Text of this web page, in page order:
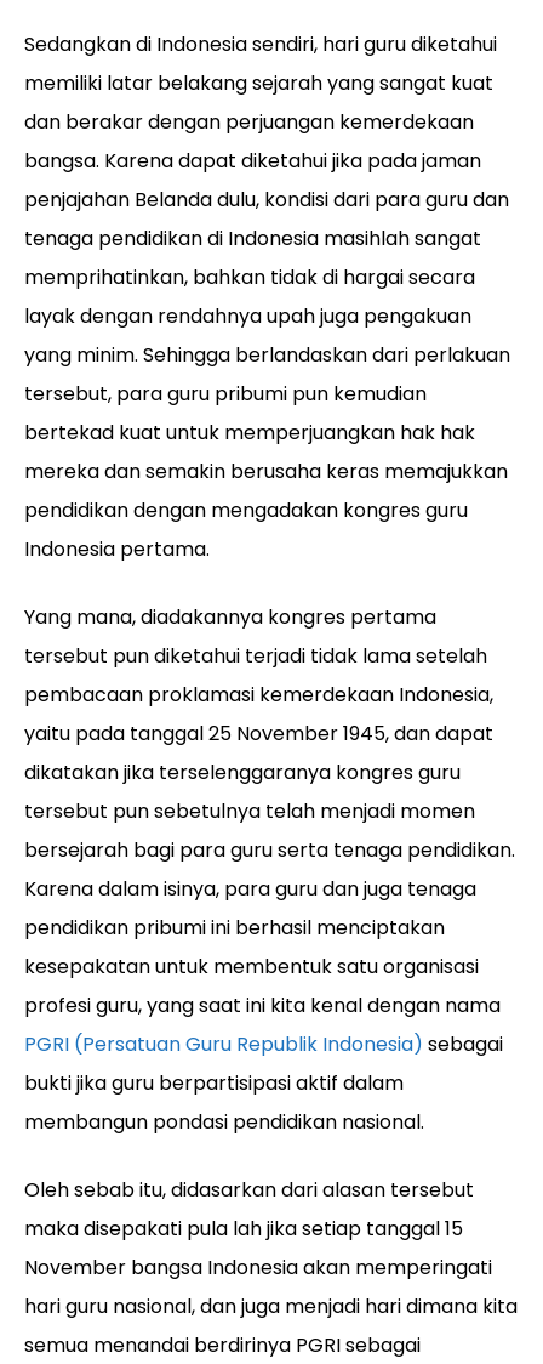
Sedangkan di Indonesia sendiri, hari guru diketahui
memiliki latar belakang sejarah yang sangat kuat
dan berakar dengan perjuangan kemerdekaan
bangsa. Karena dapat diketahui jika pada jaman
penjajahan Belanda dulu, kondisi dari para guru dan
tenaga pendidikan di Indonesia masihlah sangat
memprihatinkan, bahkan tidak di hargai secara
layak dengan rendahnya upah juga pengakuan
yang minim. Sehingga berlandaskan dari perlakuan
tersebut, para guru pribumi pun kemudian
bertekad kuat untuk memperjuangkan hak hak
mereka dan semakin berusaha keras memajukkan
pendidikan dengan mengadakan kongres guru
Indonesia pertama.
Yang mana, diadakannya kongres pertama
tersebut pun diketahui terjadi tidak lama setelah
pembacaan proklamasi kemerdekaan Indonesia,
yaitu pada tanggal 25 November 1945, dan dapat
dikatakan jika terselenggaranya kongres guru
tersebut pun sebetulnya telah menjadi momen
bersejarah bagi para guru serta tenaga pendidikan.
Karena dalam isinya, para guru dan juga tenaga
pendidikan pribumi ini berhasil menciptakan
kesepakatan untuk membentuk satu organisasi
profesi guru, yang saat ini kita kenal dengan nama
PGRI (Persatuan Guru Republik Indonesia) sebagai
bukti jika guru berpartisipasi aktif dalam
membangun pondasi pendidikan nasional.
Oleh sebab itu, didasarkan dari alasan tersebut
maka disepakati pula lah jika setiap tanggal 15
November bangsa Indonesia akan memperingati
hari guru nasional, dan juga menjadi hari dimana kita
semua menandai berdirinya PGRI sebagai